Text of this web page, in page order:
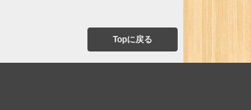
Topに戻る